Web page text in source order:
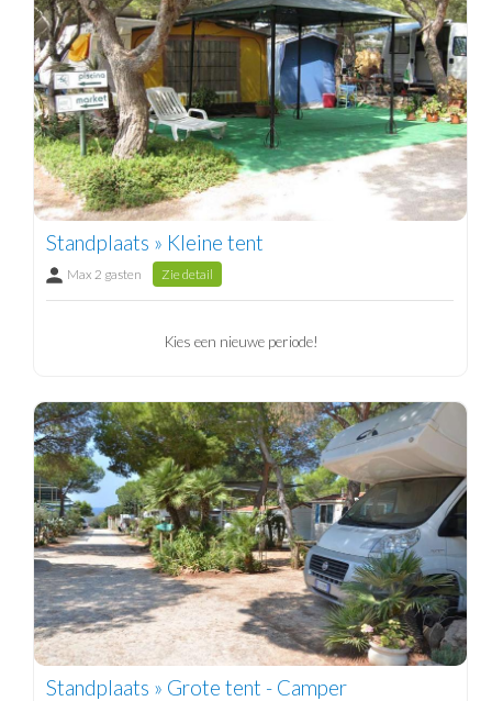
Standplaats » Kleine tent
Max 2 gasten Zie detail
Kies een nieuwe periode!
Standplaats » Grote tent - Camper